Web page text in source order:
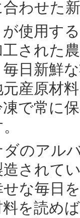
合わせた
使用す
工された
毎日新鮮
元産原材
凍で常に
ダのアル
造されて
せな毎日
料を読め